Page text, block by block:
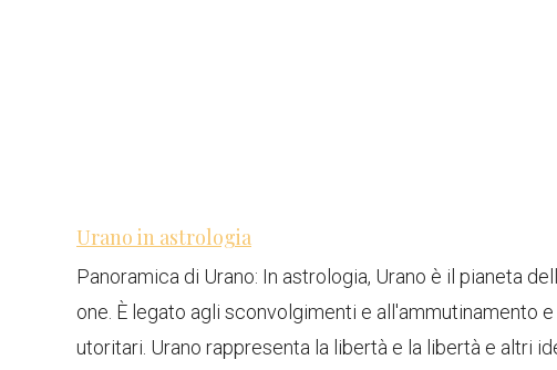
Urano in astrologia
Panoramica di Urano: In astrologia, Urano è il pianeta
one. È legato agli sconvolgimenti e all'ammutinamento
utoritari. Urano rappresenta la libertà e la libertà e altri